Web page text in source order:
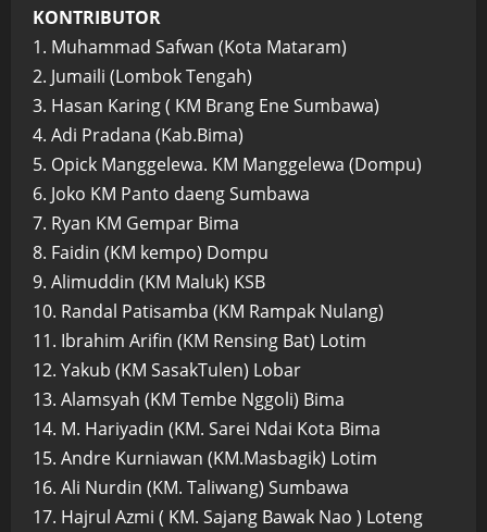
KONTRIBUTOR
1. Muhammad Safwan (Kota Mataram)
2. Jumaili (Lombok Tengah)
3. Hasan Karing ( KM Brang Ene Sumbawa)
4. Adi Pradana (Kab.Bima)
5. Opick Manggelewa. KM Manggelewa (Dompu)
6. Joko KM Panto daeng Sumbawa
7. Ryan KM Gempar Bima
8. Faidin (KM kempo) Dompu
9. Alimuddin (KM Maluk) KSB
10. Randal Patisamba (KM Rampak Nulang)
11. Ibrahim Arifin (KM Rensing Bat) Lotim
12. Yakub (KM SasakTulen) Lobar
13. Alamsyah (KM Tembe Nggoli) Bima
14. M. Hariyadin (KM. Sarei Ndai Kota Bima
15. Andre Kurniawan (KM.Masbagik) Lotim
16. Ali Nurdin (KM. Taliwang) Sumbawa
17. Hajrul Azmi ( KM. Sajang Bawak Nao ) Loteng